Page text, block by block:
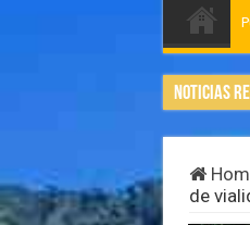
Noticias
de